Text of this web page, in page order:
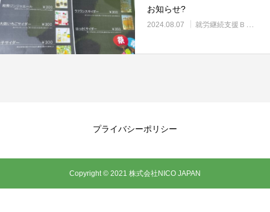
お知らせ?
2024.08.07 就労継続支援Ｂ型・ニコプレイス
プライバシーポリシー
Copyright © 2021 株式会社NICO JAPAN